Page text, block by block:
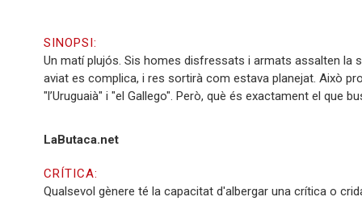
SINOPSI:
Un matí plujós. Sis homes disfressats i armats assalten la
aviat es complica, i res sortirà com estava planejat. Això
"l’Uruguaià" i "el Gallego". Però, què és exactament el que
LaButaca.net
CRÍTICA:
Qualsevol gènere té la capacitat d'albergar una crítica o